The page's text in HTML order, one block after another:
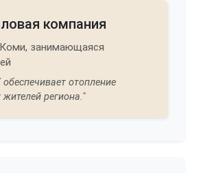
компания
занимающаяся
отопление
региона."